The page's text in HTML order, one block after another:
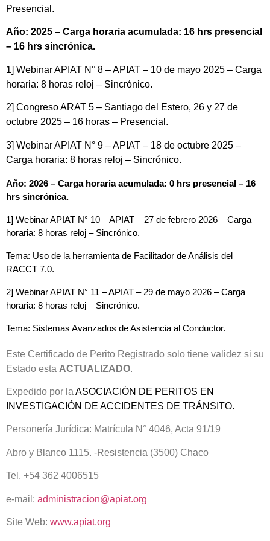
Presencial.
Año: 2025 – Carga horaria acumulada: 16 hrs presencial
– 16 hrs sincrónica.
1] Webinar APIAT N° 8 – APIAT – 10 de mayo 2025 – Carga
horaria: 8 horas reloj – Sincrónico.
2] Congreso ARAT 5 – Santiago del Estero, 26 y 27 de
octubre 2025 – 16 horas – Presencial.
3] Webinar APIAT N° 9 – APIAT – 18 de octubre 2025 –
Carga horaria: 8 horas reloj – Sincrónico.
Año: 2026 – Carga horaria acumulada: 0 hrs presencial – 16
hrs sincrónica.
1] Webinar APIAT N° 10 – APIAT – 27 de febrero 2026 – Carga
horaria: 8 horas reloj – Sincrónico.
Tema: Uso de la herramienta de Facilitador de Análisis del
RACCT 7.0.
2] Webinar APIAT N° 11 – APIAT – 29 de mayo 2026 – Carga
horaria: 8 horas reloj – Sincrónico.
Tema: Sistemas Avanzados de Asistencia al Conductor.
Este Certificado de Perito Registrado solo tiene validez si su
Estado esta ACTUALIZADO.
Expedido por la ASOCIACIÓN DE PERITOS EN
INVESTIGACIÓN DE ACCIDENTES DE TRÁNSITO.
Personería Jurídica: Matrícula N° 4046, Acta 91/19
Abro y Blanco 1115. -Resistencia (3500) Chaco
Tel. +54 362 4006515
e-mail: administracion@apiat.org
Site Web: www.apiat.org